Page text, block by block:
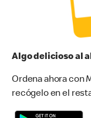
Algo delicioso al
Ordena ahora con
recógelo en el